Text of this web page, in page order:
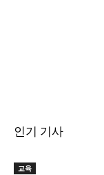
인기 기사
교육